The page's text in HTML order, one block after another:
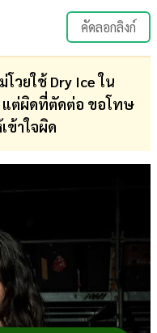
คัดลอกลิงก์
วยใช้ Dry Ice ใน
แต่ผิดที่ตัดต่อ ขอโทษ
ข้าใจผิด